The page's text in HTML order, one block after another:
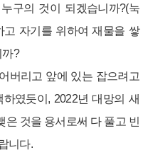
구의 것이 되겠습니까?(눅
고 자기를 위하여 재물을 쌓
까?
버리고 앞에 있는 잡으려고
였듯이, 2022년 대망의 새
은 것을 용서로써 다 풀고 빈
니다.